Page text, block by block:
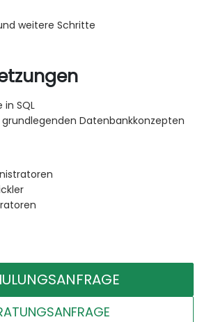
weitere Schritte
SQL
Datenbankkonzepten